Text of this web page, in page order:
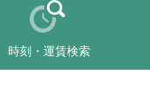
時刻・運賃検索